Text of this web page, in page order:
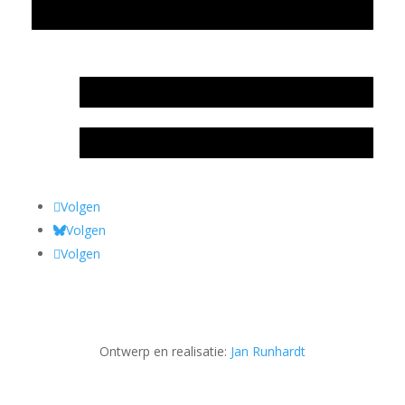
Volgen
Volgen
Volgen
Ontwerp en realisatie: Jan Runhardt